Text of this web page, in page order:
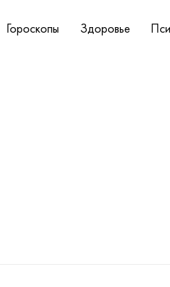
Гороскопы Здоровье